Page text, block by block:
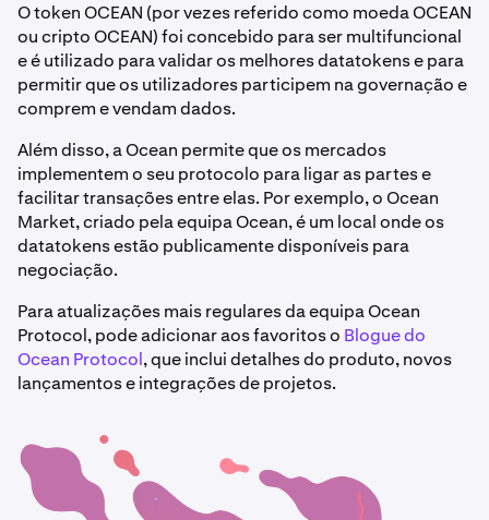
O token OCEAN (por vezes referido como moeda OCEAN
ou cripto OCEAN) foi concebido para ser multifuncional
e é utilizado para validar os melhores datatokens e para
permitir que os utilizadores participem na governação e
comprem e vendam dados.
Além disso, a Ocean permite que os mercados
implementem o seu protocolo para ligar as partes e
facilitar transações entre elas. Por exemplo, o Ocean
Market, criado pela equipa Ocean, é um local onde os
datatokens estão publicamente disponíveis para
negociação.
Para atualizações mais regulares da equipa Ocean
Protocol, pode adicionar aos favoritos o Blogue do
Ocean Protocol, que inclui detalhes do produto, novos
lançamentos e integrações de projetos.